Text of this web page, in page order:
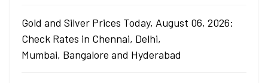
Gold and Silver Prices Today, August 06, 2026:
Check Rates in Chennai, Delhi,
Mumbai, Bangalore and Hyderabad